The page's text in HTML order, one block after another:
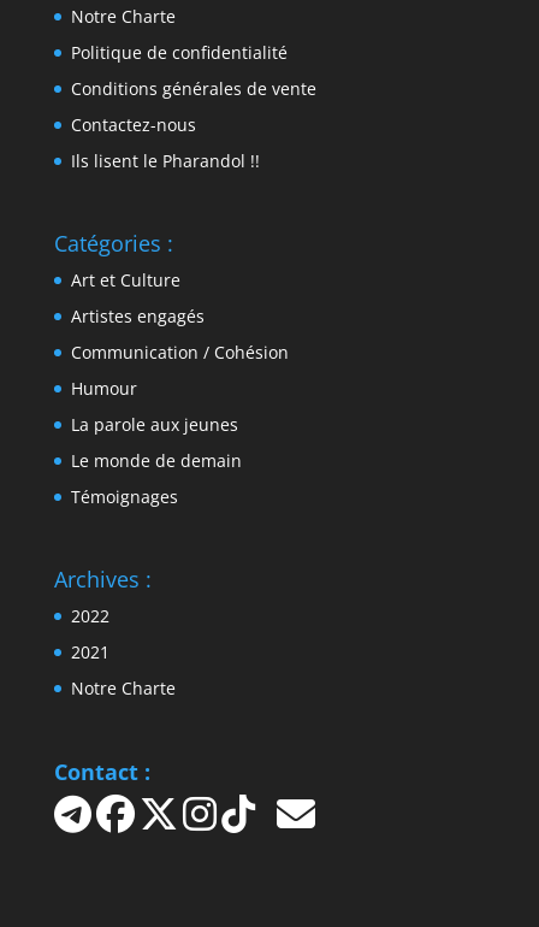
Notre Charte
Politique de confidentialité
Conditions générales de vente
Contactez-nous
Ils lisent le Pharandol !!
Catégories :
Art et Culture
Artistes engagés
Communication / Cohésion
Humour
La parole aux jeunes
Le monde de demain
Témoignages
Archives :
2022
2021
Notre Charte
Contact :